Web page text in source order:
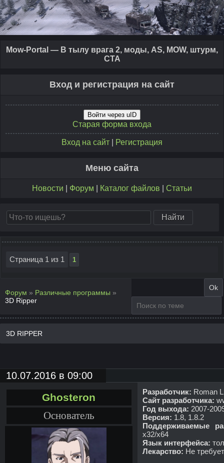
Mow-Portal — В тылу врага 2, моды, AS, MOW, штурм,
CTA
Вход и регистрация на сайт
Войти через uID
Старая форма входа
Вход на сайт Регистрация
Меню сайта
Новости Форум Каталог файлов Статьи
Страница 1 из 1 1
Форум » Различные программы »
3D Ripper
3D RIPPER
10.07.2016 в 09:00
Ghosteron
Основатель
Разработчик: Roman
Сайт разработчика:
Год выхода: 2007-
Версия: 1.8, 1.8.2
Поддерживаемые
x32/x64
Язык интерфейса:
Лекарство: Не